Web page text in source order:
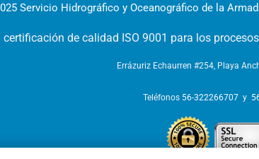
Servicio Hidrográfico y Oceanográfico de la
certificación de calidad ISO 9001 para los
Errázuriz Echaurren #254, Playa
Teléfonos 56-322266707 y